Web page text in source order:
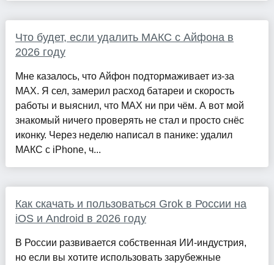
Что будет, если удалить МАКС с Айфона в
2026 году
Мне казалось, что Айфон подтормаживает из-за
MAX. Я сел, замерил расход батареи и скорость
работы и выяснил, что MAX ни при чём. А вот мой
знакомый ничего проверять не стал и просто снёс
иконку. Через неделю написал в панике: удалил
МАКС с iPhone, ч...
Как скачать и пользоваться Grok в России на
iOS и Android в 2026 году
В России развивается собственная ИИ-индустрия,
но если вы хотите использовать зарубежные